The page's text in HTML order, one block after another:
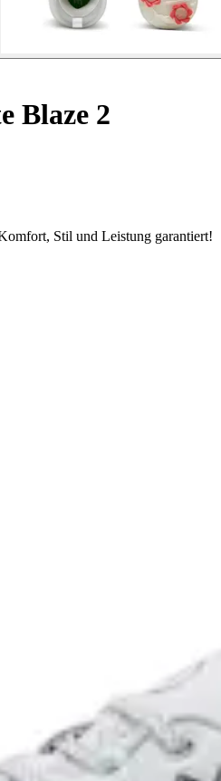
Blaze 2
Stil und Leistung garantiert!